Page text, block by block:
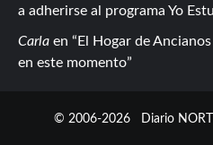
a adherirse al programa Yo
Carla en
El Hogar de
en este momento
© 2006-2026 Diario